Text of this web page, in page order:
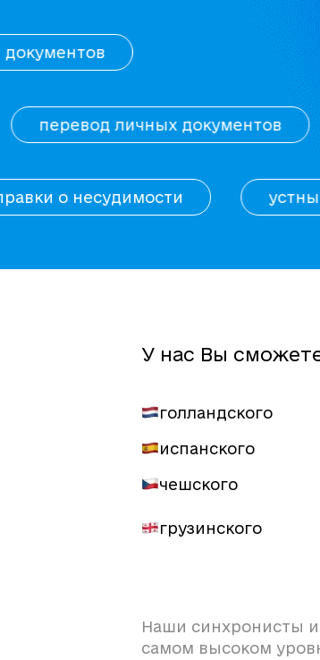
документов
устный
У нас Вы
голландского
испанского
чешского
грузинского
Наши синхронисты
самом высоком